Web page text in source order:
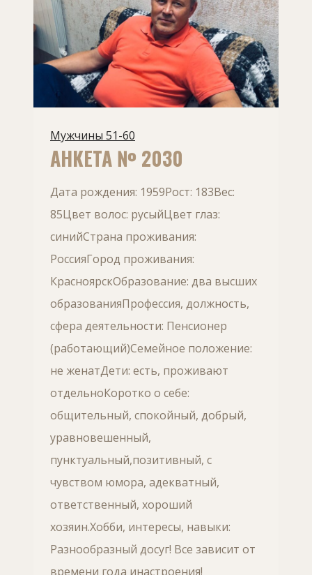
Мужчины 51-60
АНКЕТА № 2030
Дата рождения: 1959Рост: 183Вес:
85Цвет волос: русыйЦвет глаз:
синийСтрана проживания:
РоссияГород проживания:
КрасноярскОбразование: два высших
образованияПрофессия, должность,
сфера деятельности: Пенсионер
(работающий)Семейное положение:
не женатДети: есть, проживают
отдельноКоротко о себе:
общительный, спокойный, добрый,
уравновешенный,
пунктуальный,позитивный, с
чувством юмора, адекватный,
ответственный, хороший
хозяин.Хобби, интересы, навыки:
Разнообразный досуг! Все зависит от
времени года инастроения!